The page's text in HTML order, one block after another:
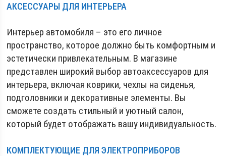
АКСЕССУАРЫ ДЛЯ ИНТЕРЬЕРА
Интерьер автомобиля – это его личное
пространство, которое должно быть комфортным и
эстетически привлекательным. В магазине
представлен широкий выбор автоаксессуаров для
интерьера, включая коврики, чехлы на сиденья,
подголовники и декоративные элементы. Вы
сможете создать стильный и уютный салон,
который будет отображать вашу индивидуальность.
КОМПЛЕКТУЮЩИЕ ДЛЯ ЭЛЕКТРОПРИБОРОВ